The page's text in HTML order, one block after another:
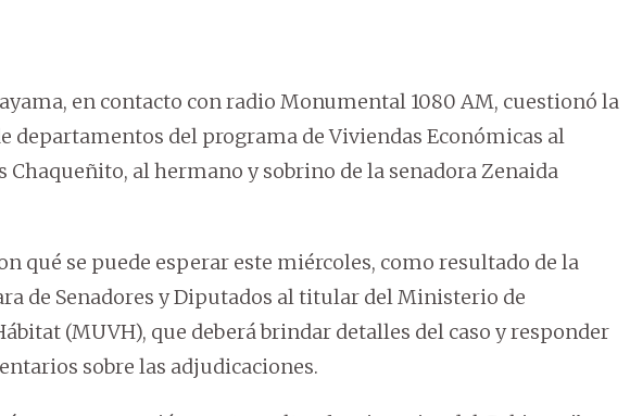
en contacto con radio Monumental 1080 AM, cuestionó la
departamentos del programa de Viviendas Económicas al
Chaqueñito, al hermano y sobrino de la senadora Zenaida
qué se puede esperar este miércoles, como resultado de la
de Senadores y Diputados al titular del Ministerio de
(MUVH), que deberá brindar detalles del caso y responder
sobre las adjudicaciones.